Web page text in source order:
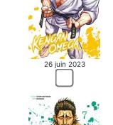
26 juin 2023